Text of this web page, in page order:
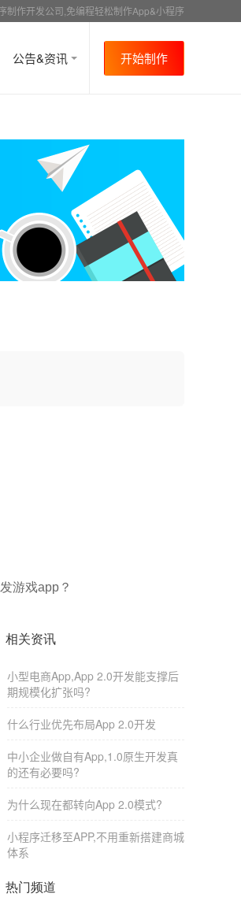
制作开发公司,免编程轻松制作App&小程序
公告&资讯 开始制作
游戏app？
相关资讯
小型电商App,App 2.0开发能支撑后
期规模化扩张吗?
什么行业优先布局App 2.0开发
中小企业做自有App,1.0原生开发真
的还有必要吗?
为什么现在都转向App 2.0模式?
小程序迁移至APP,不用重新搭建商城
体系
热门频道